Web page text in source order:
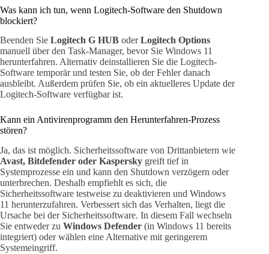
Was kann ich tun, wenn Logitech-Software den Shutdown
blockiert?
Beenden Sie Logitech G HUB oderLogitech Options
manuell über den Task-Manager, bevor Sie Windows 11
herunterfahren. Alternativ deinstallieren Sie die Logitech-
Software temporär und testen Sie, ob der Fehler danach
ausbleibt. Außerdem prüfen Sie, ob ein aktuelleres Update der
Logitech-Software verfügbar ist.
Kann ein Antivirenprogramm den Herunterfahren-Prozess
stören?
Ja, das ist möglich. Sicherheitssoftware von Drittanbietern wie
Avast, Bitdefender oder Kaspersky greift tief in
Systemprozesse ein und kann den Shutdown verzögern oder
unterbrechen. Deshalb empfiehlt es sich, die
Sicherheitssoftware testweise zu deaktivieren und Windows
11 herunterzufahren. Verbessert sich das Verhalten, liegt die
Ursache bei der Sicherheitssoftware. In diesem Fall wechseln
Sie entweder zu Windows Defender (in Windows 11 bereits
integriert) oder wählen eine Alternative mit geringerem
Systemeingriff.